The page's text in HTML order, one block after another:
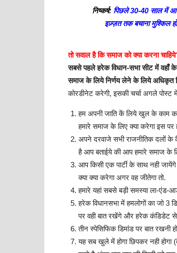
निष्कर्ष: पिछले 30-40 साल में
इज़्ज़त तक बचाना मुश्किल
तो सवाल है कि समाज को क्या करना
सबसे पहले हरेक विधान-सभा सीट में वहाँ
समाज के लिये निर्णय लेने के लिये अधिकृत
कोरडीनेट करेगी, इसकी चर्चा अगले पोस्ट
हम अपनी जाति कें लिये खुल के काम
हमारे समाज के लिए क्या करेगा इस पर
अपने दरवाजे सभी राजनीतिक दलों के
है आप बताईये की आप हमारे समाज के
आप किसी एक पार्टी के साथ नही
क्या क्या करेगा अगर वह जीतेगा तो.
हमारे यहां सबसे बड़ी समस्या ला-
हरेक विधानसभा में हमलोगों का जो 3
पर वही बात रखेंगे और हरेक कंडिडेट
तीन स्पेसिफिक डिमांड पर बात रखनी
यह सब खुले में होगा छिपकर नही